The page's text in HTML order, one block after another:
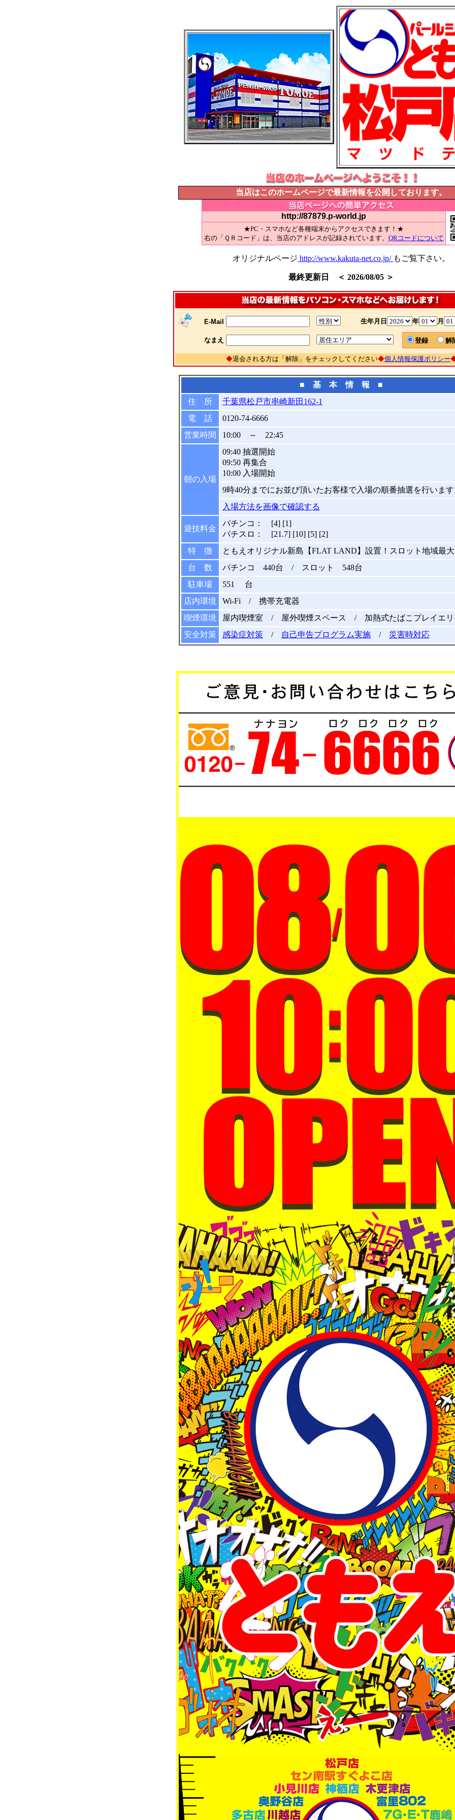
当店はこのホームページで最新情報を公開しております。
http://87879.p-world.jp
★PC・スマホなど各種端末からアクセスできます！★
右の「ＱＲコード」は、当店のアドレスが記録されています。 QRコードについて
オリジナルページ http://www.kakuta-net.co.jp/ もご覧下さい。
最終更新日 ＜ 2026/08/05 ＞
E-Mail 生年月日 年 月
なまえ 登録 解
◆退会される方は「解除」をチェックしてください◆個人情報保護ポリシー
■ 基 本 情 報 ■
住 所
千葉県松戸市串崎新田162-1
電 話
0120-74-6666
営業時間
10:00 ～ 22:45
朝の入場
09:40 抽選開始
09:50 再集合
10:00 入場開始
9時40分までにお並び頂いたお客様で入場の順番抽選を行います
入場方法を画像で確認する
遊技料金
パチンコ： [4] [1]
パチスロ： [21.7] [10] [5] [2]
特 徴
ともえオリジナル新島【FLAT LAND】設置！スロット地域最大
台 数
パチンコ 440台 / スロット 548台
駐車場
551 台
店内環境
Wi-Fi / 携帯充電器
喫煙環境
屋内喫煙室 / 屋外喫煙スペース / 加熱式たばこプレイエリ
安全対策
感染症対策 / 自己申告プログラム実施 / 災害時対応